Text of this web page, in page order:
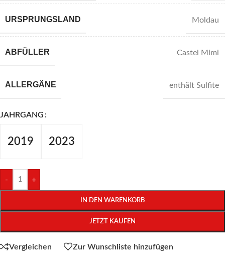
URSPRUNGSLAND Moldau
ABFÜLLER Castel Mimi
ALLERGÄNE enthält Sulfite
JAHRGANG
2019 2023
- +
IN DEN WARENKORB
JETZT KAUFEN
Vergleichen Zur Wunschliste hinzufügen